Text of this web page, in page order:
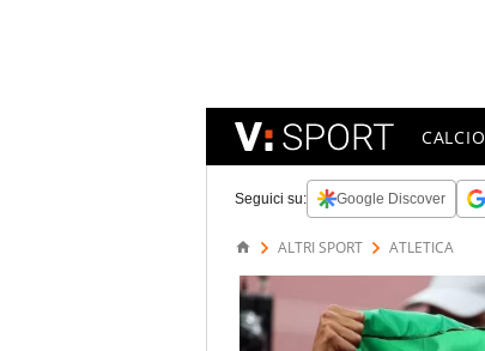
CALCIO
Seguici su: Google Discover
ALTRI SPORT ATLETICA